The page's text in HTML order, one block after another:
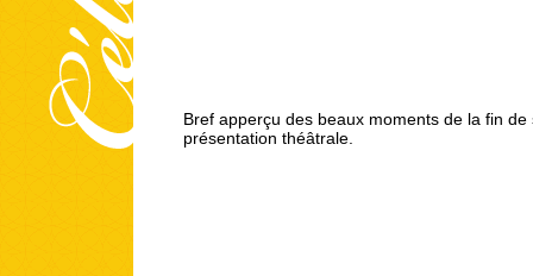
Bref apperçu des beaux moments de la fin
présentation théâtrale.